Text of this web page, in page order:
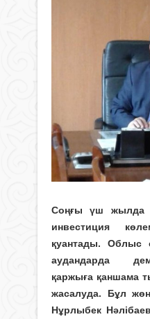
Соңғы үш жылда
инвестиция
қуантады. Облыс
аудандарда
қаржыға қаншама
жасалуда. Бұл
Нұрлыбек